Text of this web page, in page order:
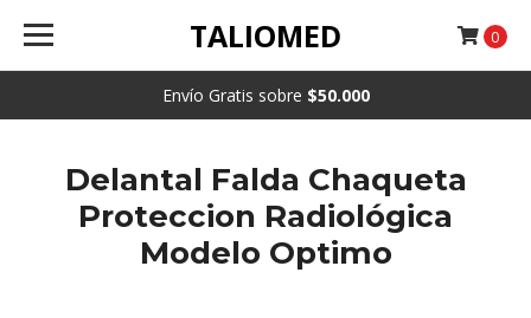
Envío Gratis sobre $50.000
TALIOMED 0
Delantal Falda Chaqueta
Proteccion Radiológica
Modelo Optimo